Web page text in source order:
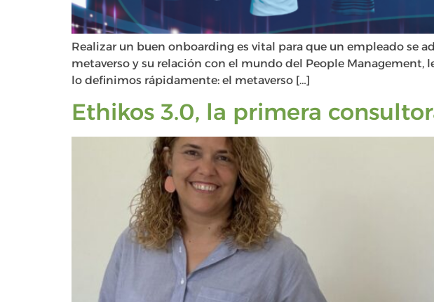
Realizar un buen onboarding es vital para que un empleado se
metaverso y su relación con el mundo del People Management,
lo definimos rápidamente: el metaverso […]
Ethikos 3.0, la primera